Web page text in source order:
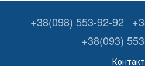
+38(098) 553-92-92
+38(093)